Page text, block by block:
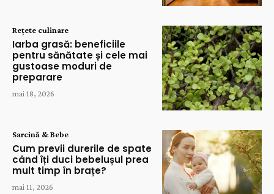
Rețete culinare
Iarba grasă: beneficiile
pentru sănătate și cele mai
gustoase moduri de
preparare
mai 18, 2026
Sarcină & Bebe
Cum previi durerile de spate
când îți duci bebelușul prea
mult timp în brațe?
mai 11, 2026